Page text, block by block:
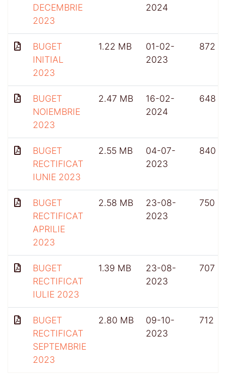
DECEMBRIE
2023
2024
BUGET
INITIAL
2023
1.22 MB
01-02-
2023
872
BUGET
NOIEMBRIE
2023
2.47 MB
16-02-
2024
648
BUGET
RECTIFICAT
IUNIE 2023
2.55 MB
04-07-
2023
840
BUGET
RECTIFICAT
APRILIE
2023
2.58 MB
23-08-
2023
750
BUGET
RECTIFICAT
IULIE 2023
1.39 MB
23-08-
2023
707
BUGET
RECTIFICAT
SEPTEMBRIE
2023
2.80 MB
09-10-
2023
712